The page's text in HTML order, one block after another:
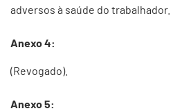
adversos à saúde do trabalhador.
Anexo 4:
(Revogado).
Anexo 5: